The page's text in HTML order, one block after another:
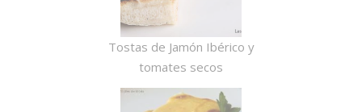
Tostas de Jamón Ibérico y
tomates secos